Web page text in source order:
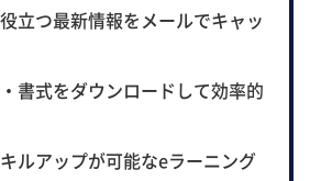
立つ最新情報をメールでキャッ
書式をダウンロードして効率的
ルアップが可能なeラーニング